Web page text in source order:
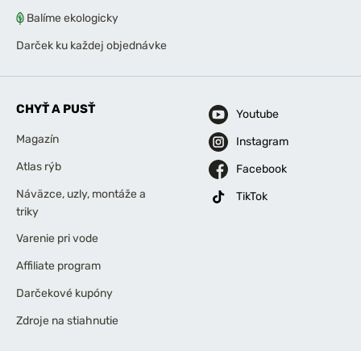
Balíme ekologicky
Darček ku každej objednávke
CHYŤ A PUSŤ
Magazín
Atlas rýb
Náväzce, uzly, montáže a
triky
Varenie pri vode
Affiliate program
Darčekové kupóny
Zdroje na stiahnutie
Youtube
Instagram
Facebook
TikTok